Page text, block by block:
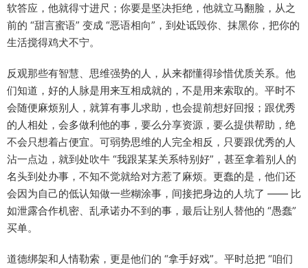
软答应，他就得寸进尺；你要是坚决拒绝，他就立马翻脸，从之
前的 “甜言蜜语” 变成 “恶语相向”，到处诋毁你、抹黑你，把你的
生活搅得鸡犬不宁。​
反观那些有智慧、思维强势的人，从来都懂得珍惜优质关系。他
们知道，好的人脉是用来互相成就的，不是用来索取的。平时不
会随便麻烦别人，就算有事儿求助，也会提前想好回报；跟优秀
的人相处，会多做利他的事，要么分享资源，要么提供帮助，绝
不会只想着占便宜。可弱势思维的人完全相反，只要跟优秀的人
沾一点边，就到处吹牛 “我跟某某关系特别好”，甚至拿着别人的
名头到处办事，不知不觉就给对方惹了麻烦。更蠢的是，他们还
会因为自己的低认知做一些糊涂事，间接把身边的人坑了 —— 比
如泄露合作机密、乱承诺办不到的事，最后让别人替他的 “愚蠢”
买单。​
道德绑架和人情勒索，更是他们的 “拿手好戏”。平时总把 “咱们